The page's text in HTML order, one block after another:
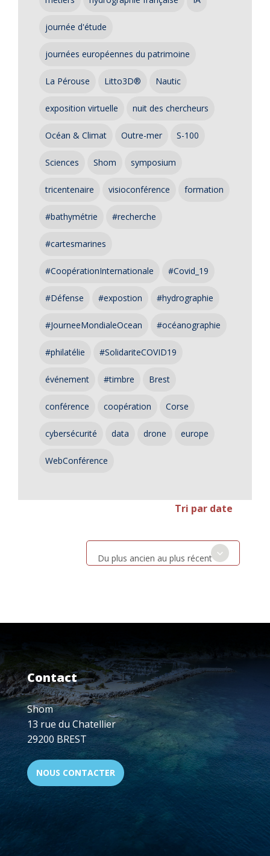
journée d'étude
journées européennes du patrimoine
La Pérouse Litto3D® Nautic
exposition virtuelle nuit des chercheurs
Océan & Climat Outre-mer S-100
Sciences Shom symposium
tricentenaire visioconférence formation
#bathymétrie #recherche
#cartesmarines
#CoopérationInternationale #Covid_19
#Défense #expostion #hydrographie
#JourneeMondialeOcean #océanographie
#philatélie #SolidariteCOVID19
événement #timbre Brest
conférence coopération Corse
cybersécurité data drone europe
WebConférence
Tri par date
Du plus ancien au plus récent
Contact
Shom
13 rue du Chatellier
29200 BREST
NOUS CONTACTER